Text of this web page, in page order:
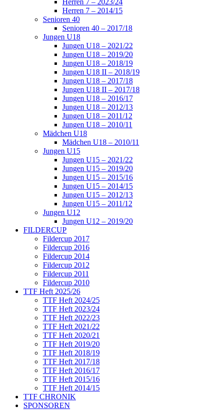
Herren 7 – 2023/24
Herren 7 – 2014/15
Senioren 40
Senioren 40 – 2017/18
Jungen U18
Jungen U18 – 2021/22
Jungen U18 – 2019/20
Jungen U18 – 2018/19
Jungen U18 II – 2018/19
Jungen U18 – 2017/18
Jungen U18 II – 2017/18
Jungen U18 – 2016/17
Jungen U18 – 2012/13
Jungen U18 – 2011/12
Jungen U18 – 2010/11
Mädchen U18
Mädchen U18 – 2010/11
Jungen U15
Jungen U15 – 2021/22
Jungen U15 – 2019/20
Jungen U15 – 2015/16
Jungen U15 – 2014/15
Jungen U15 – 2012/13
Jungen U15 – 2011/12
Jungen U12
Jungen U12 – 2019/20
FILDERCUP
Fildercup 2017
Fildercup 2016
Fildercup 2014
Fildercup 2012
Fildercup 2011
Fildercup 2010
TTF Heft 2025/26
TTF Heft 2024/25
TTF Heft 2023/24
TTF Heft 2022/23
TTF Heft 2021/22
TTF Heft 2020/21
TTF Heft 2019/20
TTF Heft 2018/19
TTF Heft 2017/18
TTF Heft 2016/17
TTF Heft 2015/16
TTF Heft 2014/15
TTF CHRONIK
SPONSOREN